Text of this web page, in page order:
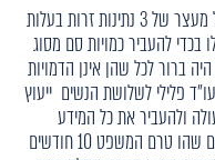
המקרה הנ"ל הוא מורכב מעט יותר, מדובר על מעצר של 3 נתינות זרות בעלות
להעביר כמויות סם מסוג
ברור לכל שהן אינן הדמויות
פלילי לשלושת הנשים ייעוץ
ולהעביר את כל המידע
שבראשותן. משום כך ומשום העובדה שהנשים שהו טרם המשפט 10 חודשים